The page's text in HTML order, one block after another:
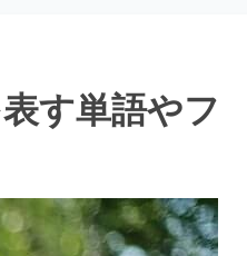
す単語やフ